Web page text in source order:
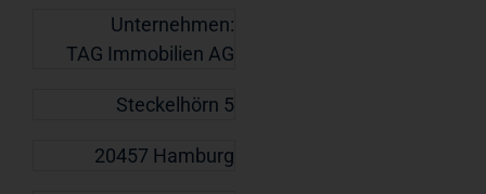
Unternehmen:
TAG Immobilien AG
Steckelhörn 5
20457 Hamburg